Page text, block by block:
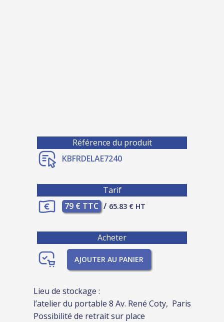
Référence du produit
KBFRDELAE7240
Tarif
79 € TTC / 65.83 € HT
Acheter
AJOUTER AU PANIER
Lieu de stockage :
l’atelier du portable 8 Av. René Coty, Paris
Possibilité de retrait sur place